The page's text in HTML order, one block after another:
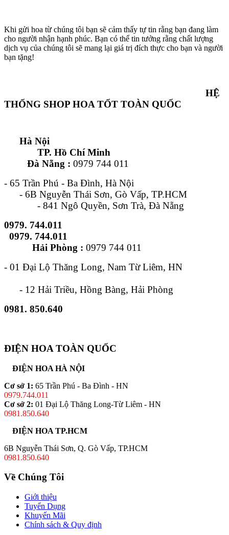
Khi gửi hoa từ chúng tôi bạn sẽ cảm thấy tự tin rằng bạn đang làm
cho người nhận hạnh phúc. Bạn có thể tin tưởng rằng chất lượng
dịch vụ của chúng tôi sẽ mang lại giá trị đích thực cho bạn và người
bạn tặng!
HỆ
THỐNG SHOP HOA TỐT TOÀN QUỐC
Hà Nội
TP. Hồ Chí Minh
Đà Nẵng : 0979 744 011
- 65 Trần Phú - Ba Đình, Hà Nội
- 6B Nguyễn Thái Sơn, Gò Vấp, TP.HCM
- 841 Ngô Quyền, Sơn Trà, Đà Nẵng
0979. 744.011
0979. 744.011
Hải Phòng : 0979 744 011
- 01 Đại Lộ Thăng Long, Nam Từ Liêm, HN
- 12 Hải Triều, Hồng Bàng, Hải Phòng
0981. 850.640
ĐIỆN HOA TOÀN QUỐC
ĐIỆN HOA HÀ NỘI
Cơ sở 1: 65 Trần Phú - Ba Đình - HN
0979.744.011
Cơ sở 2: 01 Đại Lộ Thăng Long-Từ Liêm - HN
0981.850.640
ĐIỆN HOA TP.HCM
6B Nguyễn Thái Sơn, Q. Gò Vấp, TP.HCM
0981.850.640
Về Chúng Tôi
Giới thiệu
Tuyển Dụng
Khuyến Mãi
Chính sách & Quy định